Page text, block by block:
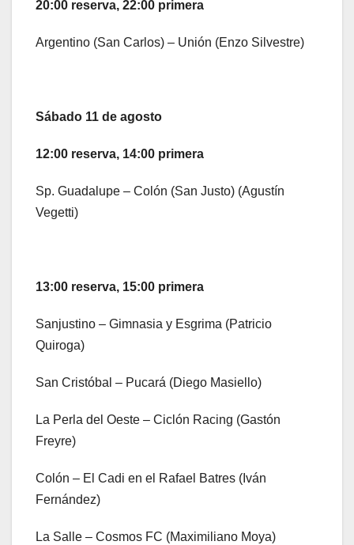
20:00 reserva, 22:00 primera
Argentino (San Carlos) – Unión (Enzo Silvestre)
Sábado 11 de agosto
12:00 reserva, 14:00 primera
Sp. Guadalupe – Colón (San Justo) (Agustín
Vegetti)
13:00 reserva, 15:00 primera
Sanjustino – Gimnasia y Esgrima (Patricio
Quiroga)
San Cristóbal – Pucará (Diego Masiello)
La Perla del Oeste – Ciclón Racing (Gastón
Freyre)
Colón – El Cadi en el Rafael Batres (Iván
Fernández)
La Salle – Cosmos FC (Maximiliano Moya)